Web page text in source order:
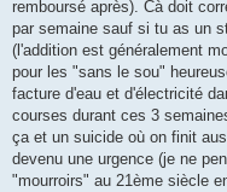
remboursé après). Cà doit
par semaine sauf si tu as un
(l'addition est généralement
pour les "sans le sou"
facture d'eau et d'électricité
courses durant ces 3
ça et un suicide où on finit
devenu une urgence (je ne
"mourroirs" au 21ème siècle